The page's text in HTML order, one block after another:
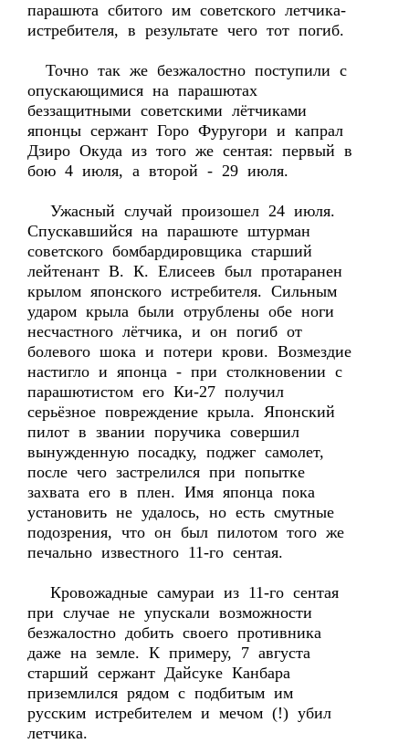
парашюта сбитого им советского летчика-
истребителя, в результате чего тот погиб.
Точно так же безжалостно поступили с
опускающимися на парашютах
беззащитными советскими лётчиками
японцы сержант Горо Фуругори и капрал
Дзиро Окуда из того же сентая: первый в
бою 4 июля, а второй - 29 июля.
Ужасный случай произошел 24 июля.
Спускавшийся на парашюте штурман
советского бомбардировщика старший
лейтенант В. К. Елисеев был протаранен
крылом японского истребителя. Сильным
ударом крыла были отрублены обе ноги
несчастного лётчика, и он погиб от
болевого шока и потери крови. Возмездие
настигло и японца - при столкновении с
парашютистом его Ки-27 получил
серьёзное повреждение крыла. Японский
пилот в звании поручика совершил
вынужденную посадку, поджег самолет,
после чего застрелился при попытке
захвата его в плен. Имя японца пока
установить не удалось, но есть смутные
подозрения, что он был пилотом того же
печально известного 11-го сентая.
Кровожадные самураи из 11-го сентая
при случае не упускали возможности
безжалостно добить своего противника
даже на земле. К примеру, 7 августа
старший сержант Дайсуке Канбара
приземлился рядом с подбитым им
русским истребителем и мечом (!) убил
летчика.